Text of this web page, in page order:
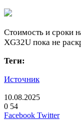
Стоимость и сроки
XG32U пока не
Теги:
Источник
10.08.2025
0 54
Facebook TwitterSkype
Viber